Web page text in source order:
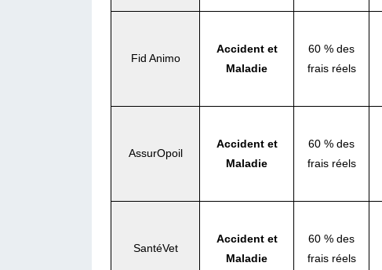
Fid Animo
Accident et
Maladie
60 % des
frais réels
AssurOpoil
Accident et
Maladie
60 % des
frais réels
SantéVet
Accident et
Maladie
60 % des
frais réels